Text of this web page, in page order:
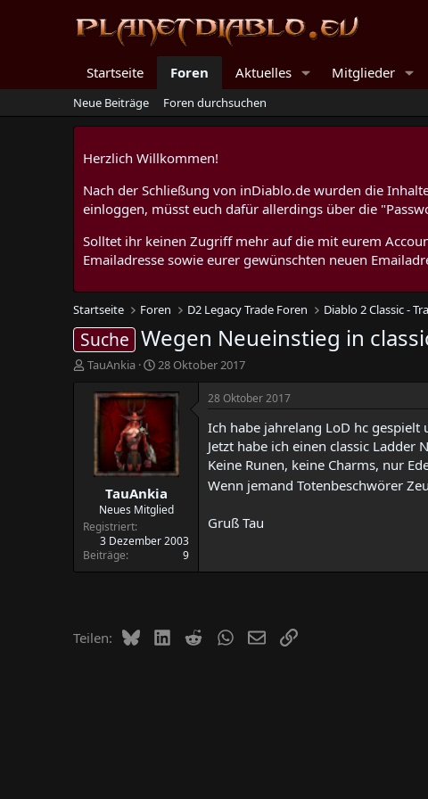
Startseite Foren Aktuelles Mitglieder
Neue Beiträge Foren durchsuchen
Herzlich Willkommen!
Nach der Schließung von inDiablo.de wurden die
einloggen, müsst euch dafür allerdings über die
Solltet ihr keinen Zugriff mehr auf die mit eurem
Emailadresse sowie eurer gewünschten neuen
Startseite Foren D2 Legacy Trade Foren Diablo 2 Classic -
Suche Wegen Neueinstieg in
E
TauAnkia
E
s
e
l
l
t
a
m
28 Oktober 2017
TauAnkia
Neues Mitglied
Registriert
3 Dezember 2003
Beiträge
9
28 Oktober 2017
Ich habe jahrelang LoD hc
Jetzt habe ich einen classic
Keine Runen, keine Charms, nur
Wenn jemand Totenbeschwörer
Gruß Tau
Teilen: BlueskyLinkedInRedditWhatsApp
E-MailLink